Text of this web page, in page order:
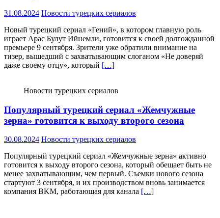
31.08.2024 Новости турецких сериалов
Новый турецкий сериал «Гений», в котором главную роль
играет Арас Булут Ийнемли, готовится к своей долгожданной
премьере 9 сентября. Зрители уже обратили внимание на
тизер, вышедший с захватывающим слоганом «Не доверяй
даже своему отцу», который […]
Новости турецких сериалов
Популярный турецкий сериал «Жемчужные
зерна» готовится к выходу второго сезона
30.08.2024 Новости турецких сериалов
Популярный турецкий сериал «Жемчужные зерна» активно
готовится к выходу второго сезона, который обещает быть не
менее захватывающим, чем первый. Съемки нового сезона
стартуют 3 сентября, и их производством вновь занимается
компания BKM, работающая для канала […]